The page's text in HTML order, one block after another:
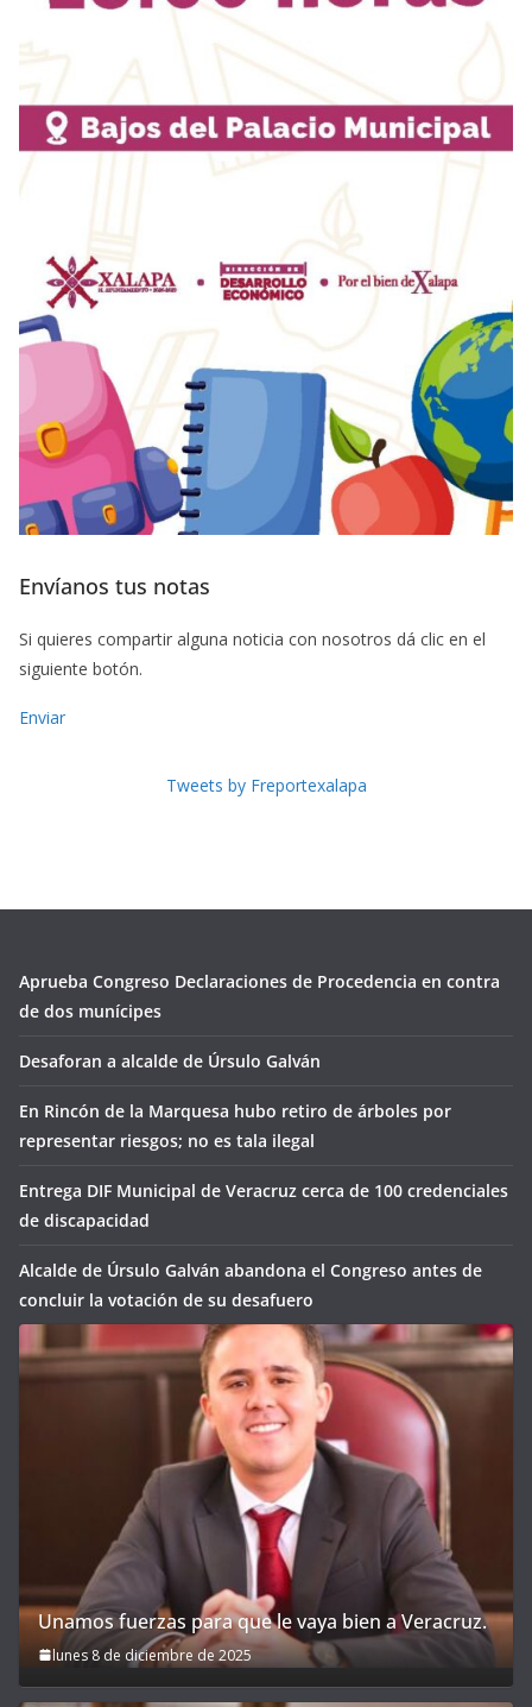
Envíanos tus notas
Si quieres compartir alguna noticia con nosotros dá clic en el
siguiente botón.
Enviar
Tweets by Freportexalapa
Aprueba Congreso Declaraciones de Procedencia en contra
de dos munícipes
Desaforan a alcalde de Úrsulo Galván
En Rincón de la Marquesa hubo retiro de árboles por
representar riesgos; no es tala ilegal
Entrega DIF Municipal de Veracruz cerca de 100 credenciales
de discapacidad
Alcalde de Úrsulo Galván abandona el Congreso antes de
concluir la votación de su desafuero
Unamos fuerzas para que le vaya bien a Veracruz.
lunes 8 de diciembre de 2025